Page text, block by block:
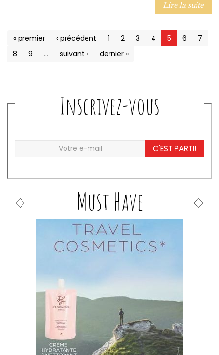
Lire la suite
« premier ‹ précédent 1 2 3 4 5 6
7
8
9 … suivant › dernier »
Inscrivez-vous
C'EST PARTI!
Must Have